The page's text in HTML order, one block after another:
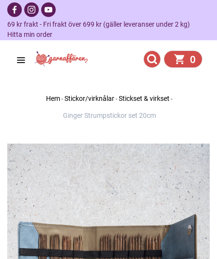
69 kr frakt - Fri frakt över 699 kr (gäller leveranser under 2 kg)
Hitta min order
0
Hem Stickor/virknålar Stickset & virkset
Ginger Strumpstickor set 20cm